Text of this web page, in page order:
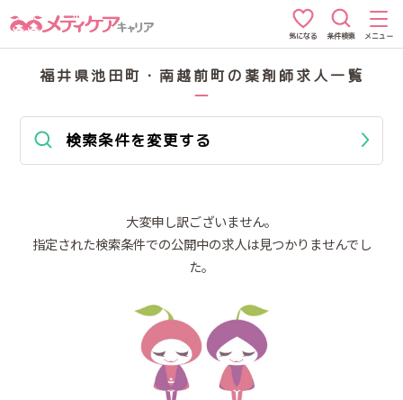
気になる 条件検索 メニュー
福井県池田町・南越前町の薬剤師求人一覧
検索条件を変更する
大変申し訳ございません。
指定された検索条件での公開中の求人は見つかりませんでし
た。